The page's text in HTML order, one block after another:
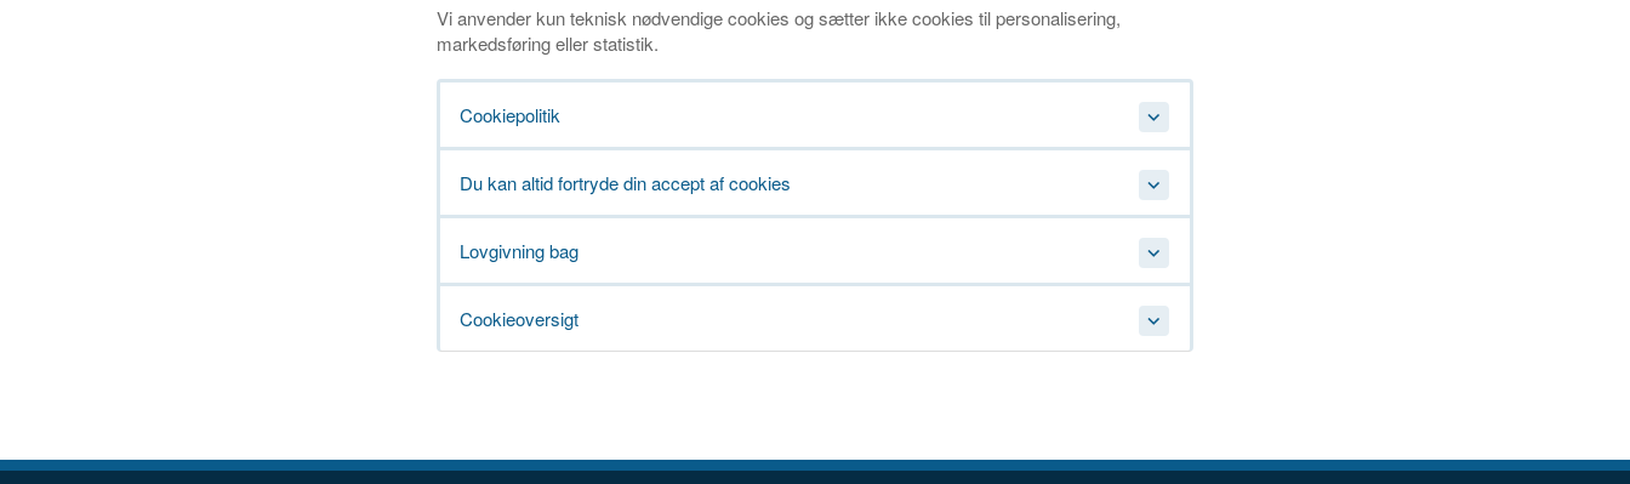
Vi anvender kun teknisk nødvendige cookies og sætter ikke cookies til personalisering,
markedsføring eller statistik.
Cookiepolitik
Du kan altid fortryde din accept af cookies
Lovgivning bag
Cookieoversigt